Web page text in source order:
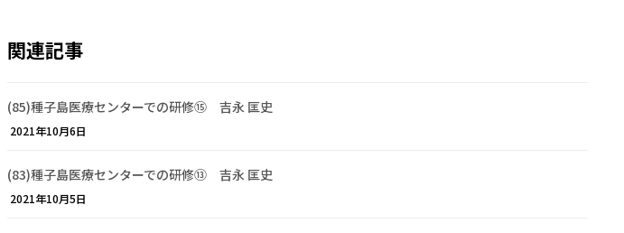
関連記事
(85)種子島医療センターでの研修⑮ 吉永 匡史
2021年10月6日
(83)種子島医療センターでの研修⑬ 吉永 匡史
2021年10月5日